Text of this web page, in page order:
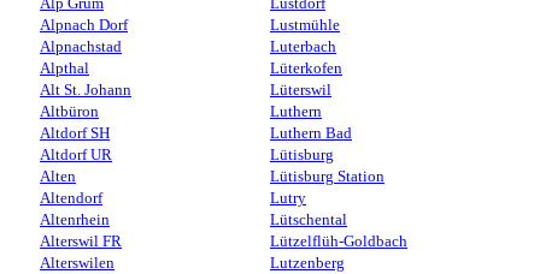
Alpnach Dorf
Alpnachstad
Alpthal
Alt St. Johann
Altbüron
Altdorf SH
Altdorf UR
Alten
Altendorf
Altenrhein
Alterswil FR
Alterswilen
Lustmühle
Luterbach
Lüterkofen
Lüterswil
Luthern
Luthern Bad
Lütisburg
Lütisburg Station
Lutry
Lütschental
Lützelflüh-Goldbach
Lutzenberg